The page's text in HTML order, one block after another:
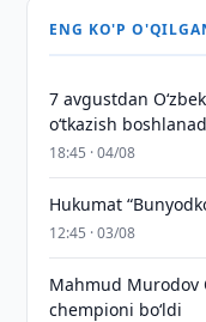
ENG KO'P
7 avgustdan
o‘tkazish
18:45 · 04/08
Hukumat
12:45 · 03/08
Mahmud Murodov
chempioni bo‘ldi